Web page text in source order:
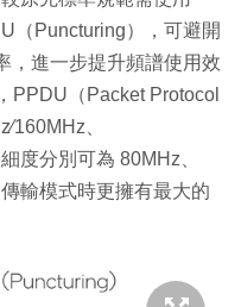
（Puncturing），可避開
，進一步提升頻譜使用效
PPDU（Packet Protocol
、
度分別可為 80MHz、
輸模式時更擁有最大的